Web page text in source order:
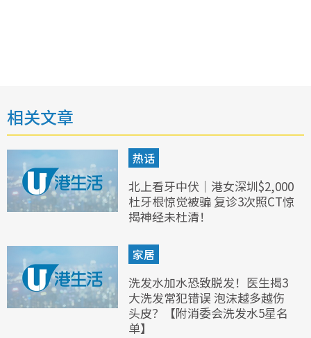
相关文章
热话
北上看牙中伏｜港女深圳$2,000
杜牙根惊觉被骗 复诊3次照CT惊
揭神经未杜清！
家居
洗发水加水恐致脱发！医生揭3
大洗发常犯错误 泡沫越多越伤
头皮？【附消委会洗发水5星名
单】